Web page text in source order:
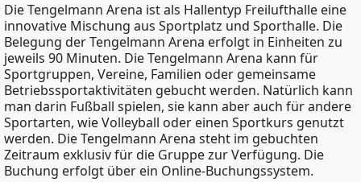
Die Tengelmann Arena ist als Hallentyp Freilufthalle eine
innovative Mischung aus Sportplatz und Sporthalle. Die
Belegung der Tengelmann Arena erfolgt in Einheiten zu
jeweils 90 Minuten. Die Tengelmann Arena kann für
Sportgruppen, Vereine, Familien oder gemeinsame
Betriebssportaktivitäten gebucht werden. Natürlich kann
man darin Fußball spielen, sie kann aber auch für andere
Sportarten, wie Volleyball oder einen Sportkurs genutzt
werden. Die Tengelmann Arena steht im gebuchten
Zeitraum exklusiv für die Gruppe zur Verfügung. Die
Buchung erfolgt über ein Online-Buchungssystem.